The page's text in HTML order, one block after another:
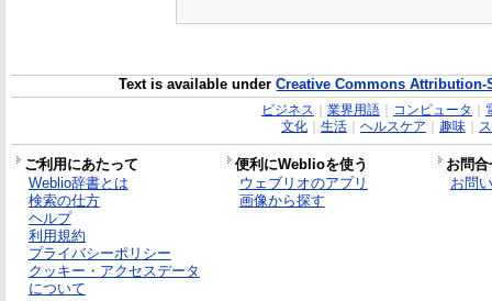
Text is available underCreative Commons Attribution-
ビジネス 業界用語｜ コンピュータ
文化｜ 生活｜ ヘルスケア 趣味｜
ご利用にあたって 便利にWeblioを使う
お問
Weblio辞書とは
検索の仕方
ヘルプ
利用規約
プライバシーポリシー
クッキー・アクセスデータ
について
ウェブリオのアプリ
画像から探す
お問